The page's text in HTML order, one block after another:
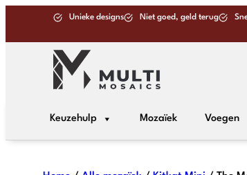
Unieke designs Niet goed, geld terug
Keuzehulp Mozaïek Voegen